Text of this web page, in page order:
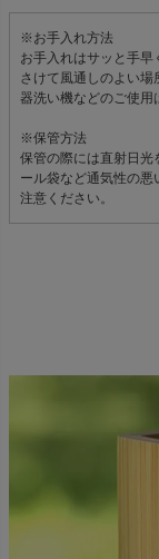
※お手入れ方法
お手入れはサッと手
さけて風通しのよい
器洗い機などのご使用
※保管方法
保管の際には直射日光
ール袋など通気性の
注意ください。